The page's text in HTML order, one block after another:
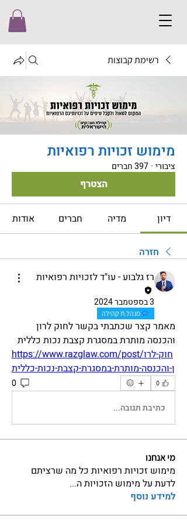
רשימת קבוצות
מימוש זכויות רפואיות
ציבורי · 397 חברים
הצטרף
דיון מדיה חברים אודות
חזרה
רז גלבוע - עו"ד לזכויות רפואיות
3 בספטמבר 2024
מנהל.ת קהילה
והכנסה מותרת במסגרת קצבת נכות כללית
https://www.razglaw.com/post/חוק-לרו
ן-והכנסה-מותרת-במסגרת-קצבת-נכות-כללית
0
0
כתיבת תגובה...
מי אנחנו
מימוש זכויות רפואיות כל מה שרציתם
לדעת על מימוש הזכויות ה...
למידע נוסף